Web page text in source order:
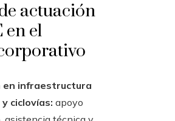
actuación
en el
en infraestructura
ciclovías: apoyo